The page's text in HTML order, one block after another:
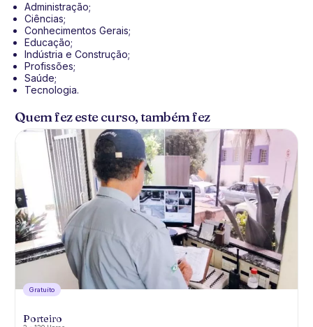
Administração;
Ciências;
Conhecimentos Gerais;
Educação;
Indústria e Construção;
Profissões;
Saúde;
Tecnologia.
Quem fez este curso, também fez
Gratuíto
Porteiro